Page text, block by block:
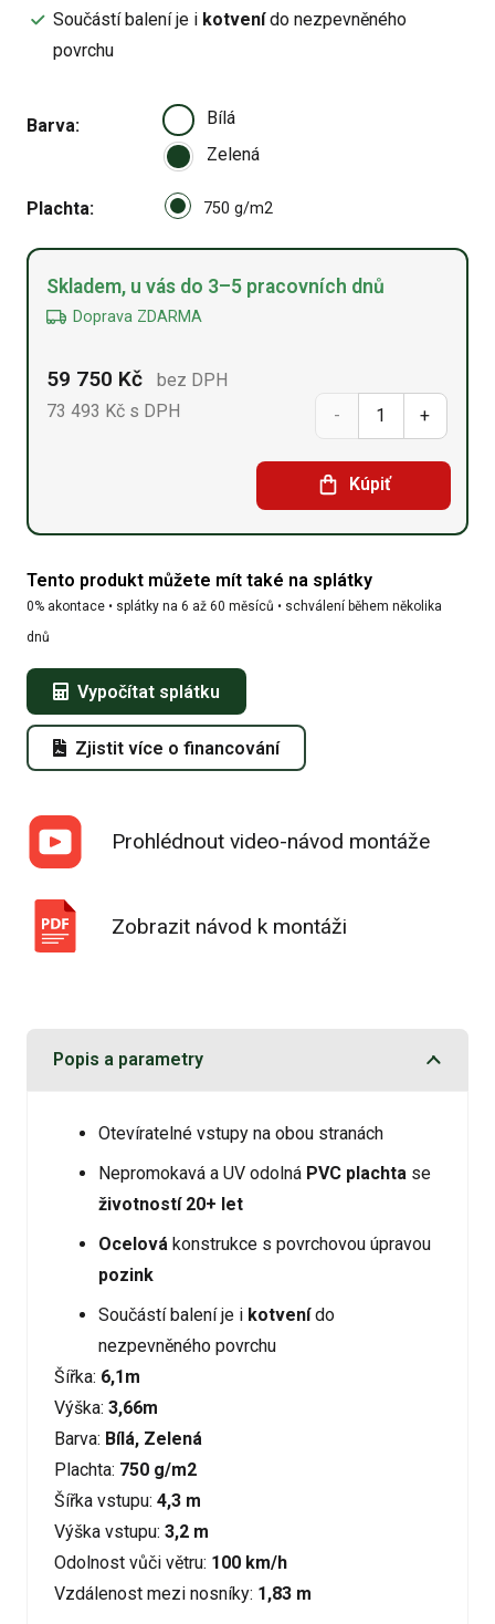
Součástí balení je i kotvenído nezpevněného
povrchu
Barva
Bílá
Zelená
Plachta Select pa_plachta
750 g/m2
Oblouková
hala
6,1m
12,8m
Kúpiť
Alternative:
Skladem, u vás do 3–5 pracovních dnů
Doprava ZDARMA
59 750 Kč
bez DPH
73 493 Kč s DPH
Tento produkt můžete mít také na splátky
0% akontace • splátky na 6 až 60 měsíců • schválení během několika
dnů
Vypočítat splátku
Zjistit více o financování
Prohlédnout video-návod montáže
Zobrazit návod k montáži
Popis a parametry
Otevíratelné vstupy na obou stranách
Nepromokavá a UV odolná PVC plachta se
životností 20+ let
Ocelová konstrukce s povrchovou úpravou
pozink
Součástí balení je i kotvenído
nezpevněného povrchu
Šířka: 6,1m
Výška: 3,66m
Barva: Bílá, Zelená
Plachta: 750 g/m2
Šířka vstupu: 4,3 m
Výška vstupu: 3,2 m
Odolnost vůči větru: 100 km/h
Vzdálenost mezi nosníky: 1,83 m